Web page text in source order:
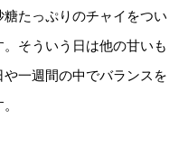
たっぷりのチャイをつい
そういう日は他の甘いも
一週間の中でバランスを